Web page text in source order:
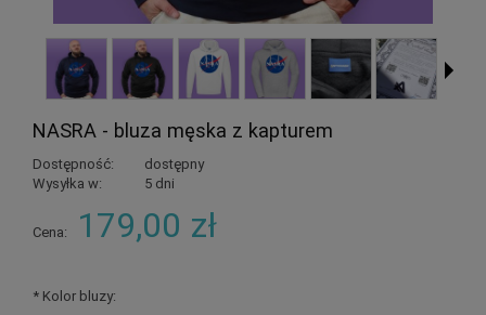
NASRA - bluza męska z kapturem
Dostępność:
dostępny
Wysyłka w:
5 dni
Cena: 179,00 zł
*Kolor bluzy: